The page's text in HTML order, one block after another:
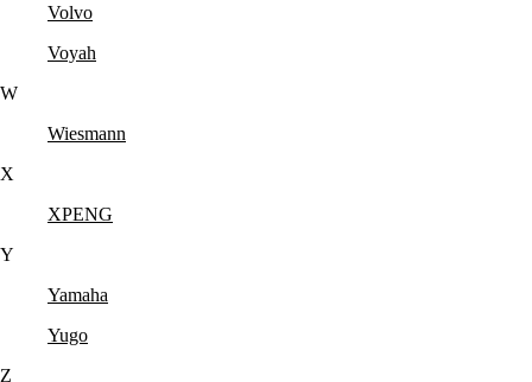
Volvo
Voyah
W
Wiesmann
X
XPENG
Y
Yamaha
Yugo
Z